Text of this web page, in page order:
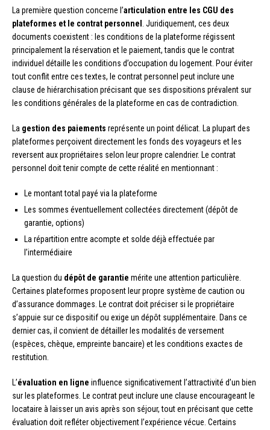
La première question concerne l’articulation entre les CGU des
plateformes et le contrat personnel
. Juridiquement, ces deux
documents coexistent : les conditions de la plateforme régissent
principalement la réservation et le paiement, tandis que le contrat
individuel détaille les conditions d’occupation du logement. Pour éviter
tout conflit entre ces textes, le contrat personnel peut inclure une
clause de hiérarchisation précisant que ses dispositions prévalent sur
les conditions générales de la plateforme en cas de contradiction.
La gestion des paiements représente un point délicat. La plupart des
plateformes perçoivent directement les fonds des voyageurs et les
reversent aux propriétaires selon leur propre calendrier. Le contrat
personnel doit tenir compte de cette réalité en mentionnant :
Le montant total payé via la plateforme
Les sommes éventuellement collectées directement (dépôt de
garantie, options)
La répartition entre acompte et solde déjà effectuée par
l’intermédiaire
La question du dépôt de garantie mérite une attention particulière.
Certaines plateformes proposent leur propre système de caution ou
d’assurance dommages. Le contrat doit préciser si le propriétaire
s’appuie sur ce dispositif ou exige un dépôt supplémentaire. Dans ce
dernier cas, il convient de détailler les modalités de versement
(espèces, chèque, empreinte bancaire) et les conditions exactes de
restitution.
L’évaluation en ligne influence significativement l’attractivité d’un bien
sur les plateformes. Le contrat peut inclure une clause encourageant le
locataire à laisser un avis après son séjour, tout en précisant que cette
évaluation doit refléter objectivement l’expérience vécue. Certains